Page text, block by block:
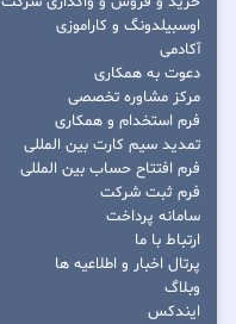
اوسبیلدونگ و کاراموزی
آکادمی
دعوت به همکاری
مرکز مشاوره تخصصی
فرم استخدام و همکاری
تمدید سیم کارت بین المللی
فرم افتتاح حساب بین المللی
فرم ثبت شرکت
سامانه پرداخت
ارتباط با ما
پرتال اخبار و اطلاعیه ها
وبلاگ
ایندکس